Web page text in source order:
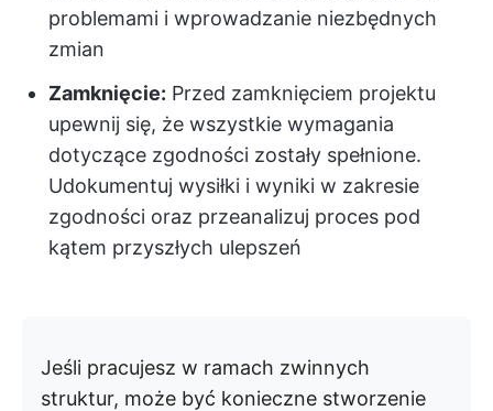
problemami i wprowadzanie niezbędnych
zmian
Zamknięcie: Przed zamknięciem projektu
upewnij się, że wszystkie wymagania
dotyczące zgodności zostały spełnione.
Udokumentuj wysiłki i wyniki w zakresie
zgodności oraz przeanalizuj proces pod
kątem przyszłych ulepszeń
Jeśli pracujesz w ramach zwinnych
struktur, może być konieczne stworzenie